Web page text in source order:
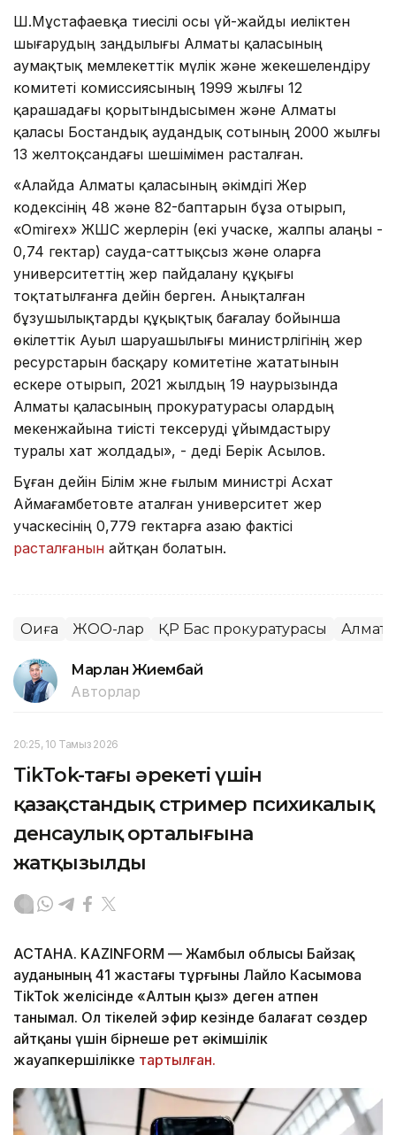
Ш.Мұстафаевқа тиесілі осы үй-жайды иеліктен
шығарудың заңдылығы Алматы қаласының
аумақтық мемлекеттік мүлік жəне жекешелендіру
комитеті комиссиясының 1999 жылғы 12
қарашадағы қорытындысымен жəне Алматы
қаласы Бостандық аудандық сотының 2000 жылғы
13 желтоқсандағы шешімімен расталған.
«Алайда Алматы қаласының əкімдігі Жер
кодексінің 48 жəне 82-баптарын бұза отырып,
«Omirex» ЖШС жерлерін (екі учаске, жалпы алаңы -
0,74 гектар) сауда-саттықсыз жəне оларға
университеттің жер пайдалану құқығы
тоқтатылғанға дейін берген. Анықталған
бұзушылықтарды құқықтық бағалау бойынша
өкілеттік Ауыл шаруашылығы министрлігінің жер
ресурстарын басқару комитетіне жататынын
ескере отырып, 2021 жылдың 19 наурызында
Алматы қаласының прокуратурасы олардың
мекенжайына тиісті тексеруді ұйымдастыру
туралы хат жолдады», - деді Берік Асылов.
Бұған дейін Білім және ғылым министрі Асхат
Аймағамбетовте аталған университет жер
учаскесінің 0,779 гектарға азаю фактісі
расталғанын айтқан болатын.
Оқиға ЖОО-лар ҚР Бас прокуратурасы
Марлан Жиембай
Авторлар
20:25, 10 Тамыз 2026
TikTok-тағы әрекеті үшін
қазақстандық стример психикалық
денсаулық орталығына
жатқызылды
АСТАНА. KAZINFORM — Жамбыл облысы Байзақ
ауданының 41 жастағы тұрғыны Лайло Касымова
TikTok желісінде «Алтын қыз» деген атпен
танымал. Ол тікелей эфир кезінде балағат сөздер
айтқаны үшін бірнеше рет әкімшілік
жауапкершілікке тартылған.